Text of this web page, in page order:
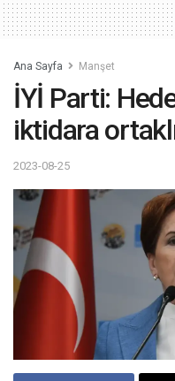
Ana Sayfa Manşet
İYİ Parti:
iktidara
2023-08-25